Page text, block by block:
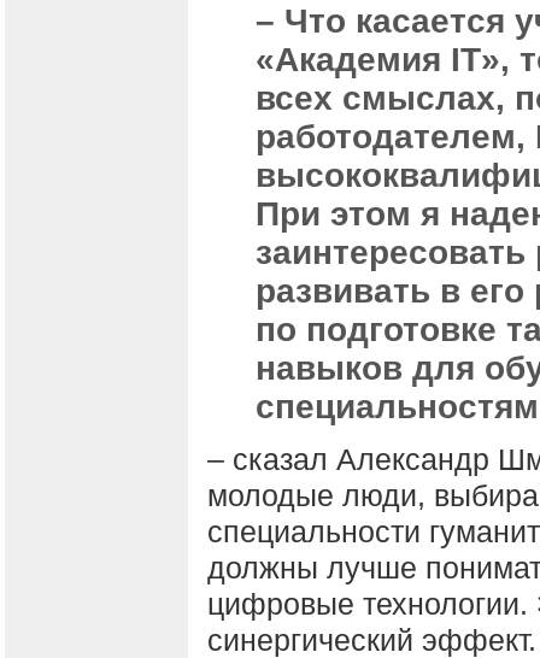
– Что касается
«Академия IT»,
всех смыслах,
работодателем,
При этом я
развивать в
по подготовке
навыков для
– сказал Александр
молодые люди,
специальности
должны лучше
цифровые
синергический эффект.